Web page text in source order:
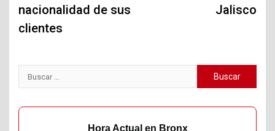
nacionalidad de sus
clientes
Jalisco
Buscar:
Hora Actual en Bronx